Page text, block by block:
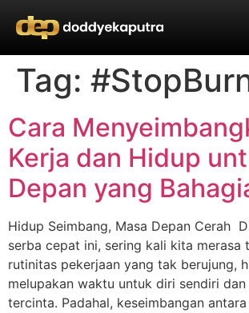
Tag:
Cara
Kerja dan Hidup
Depan yang
Hidup Seimbang, Masa Depan Cerah
serba cepat ini, sering kali kita merasa
rutinitas pekerjaan yang tak berujung,
melupakan waktu untuk diri sendiri
tercinta. Padahal, keseimbangan